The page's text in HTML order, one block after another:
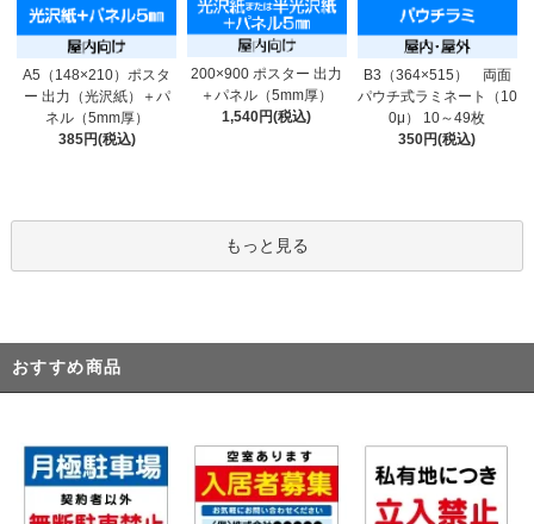
A5（148×210）ポスタ
ー 出力（光沢紙）＋パ
ネル（5mm厚）
385円(税込)
200×900 ポスター 出力
＋パネル（5mm厚）
1,540円(税込)
B3（364×515） 両面
パウチ式ラミネート（10
0μ） 10～49枚
350円(税込)
もっと見る
おすすめ商品